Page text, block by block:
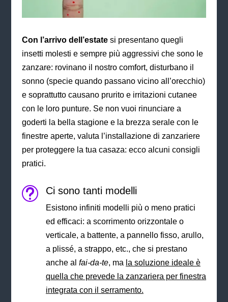
Con l’arrivo dell’estatesi presentano quegli
insetti molesti e sempre più aggressivi che sono le
zanzare: rovinano il nostro comfort, disturbano il
sonno (specie quando passano vicino all’orecchio)
e soprattutto causano prurito e irritazioni cutanee
con le loro punture. Se non vuoi rinunciare a
goderti la bella stagione e la brezza serale con le
finestre aperte, valuta l’installazione di zanzariere
per proteggere la tua casaza: ecco alcuni consigli
pratici.
t Ci sono tanti modelli
Esistono infiniti modelli più o meno pratici
ed efficaci: a scorrimento orizzontale o
verticale, a battente, a pannello fisso, arullo,
a plissé, a strappo, etc., che si prestano
anche al fai-da-te, ma la soluzione ideale è
quella che prevede la zanzariera per finestra
integrata con il serramento.